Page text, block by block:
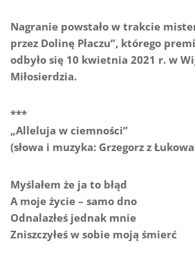
Nagranie powstało w trakcie
przez Dolinę Płaczu”, którego
odbyło się 10 kwietnia 2021 r. w
Miłosierdzia.
***
„Alleluja w ciemności”
(słowa i muzyka: Grzegorz z
Myślałem że ja to błąd
A moje życie – samo dno
Odnalazłeś jednak mnie
Zniszczyłeś w sobie moją śmierć